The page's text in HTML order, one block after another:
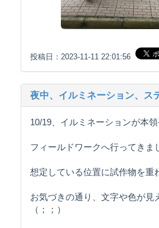
投稿日：2023-11-11 22:01:56
夜中、イルミネーション、ス
10/19、イルミネーションが本
フィールドワークへ行ってきま
想定している位置に試作物を重
お気づきの通り、文字や色が見
（；；）